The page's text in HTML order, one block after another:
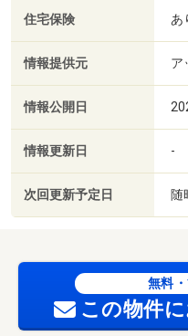
住宅保険 あ
情報提供元 ア
情報公開日
情報更新日 -
次回更新予定日 随
無料
この物件